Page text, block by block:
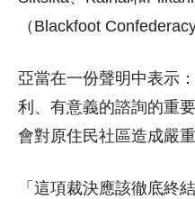
（Blackfoot
亞當在一份聲明中表示
利、有意義的諮詢的重
會對原住民社區造成嚴
「這項裁決應該徹底終